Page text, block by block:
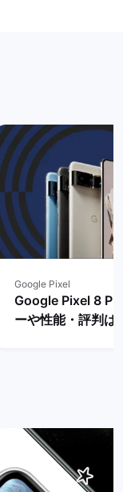
Google Pixel
Google Pixel 8
ーや性能・評判は